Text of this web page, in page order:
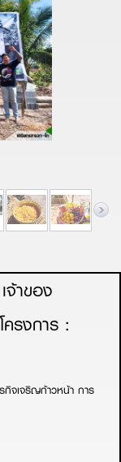
จ้าของ
รงการ :
กิจเจริญก้าวหน้า การ